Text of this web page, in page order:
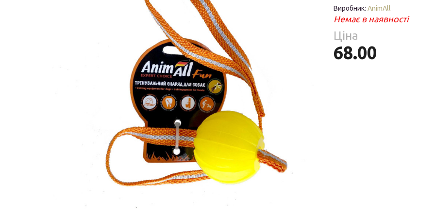
Соуси
Консервація
Східна кухня
Снеки
Харчові
інгредієнти
Рослинна олія
Борошно та
висівки
Подарункові
набори
Виробник: AnimAll
Немає в наявності
Ціна
68.00